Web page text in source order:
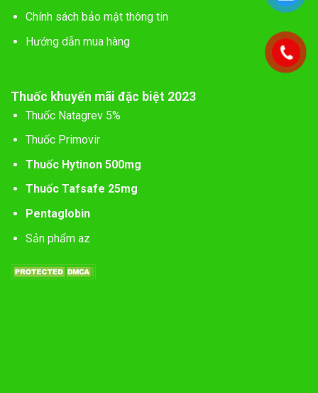
Chính sách bảo mật thông tin
Hướng dẫn mua hàng
Thuốc khuyến mãi đặc biệt 2023
Thuốc Natagrev 5%
Thuốc Primovir
Thuốc Hytinon 500mg
Thuốc Tafsafe 25mg
Pentaglobin
Sản phẩm az